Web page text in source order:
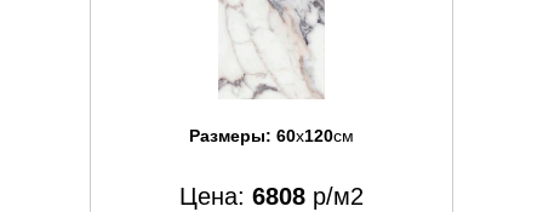
Размеры: 60x120см
Цена: 6808 р/м2